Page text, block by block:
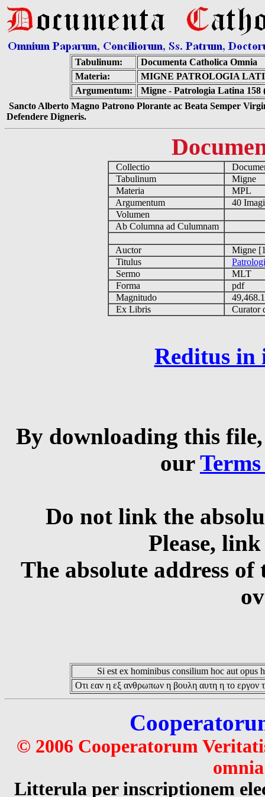
Tabulinum:
Documenta Catholica Omnia
Materia:
MIGNE PATROLOGIA
Argumentum:
Migne - Patrologia Latina 158
Sancto Alberto Magno Patrono Plorante ac Beata Semper
Defendere Digneris.
Collectio
Tabulinum
Migne
Materia
MPL
Argumentum
40
Volumen
Ab Columna ad Culumnam
Auctor
Migne
Titulus
Sermo
MLT
Forma
pdf
Magnitudo
Ex Libris
Curator
Reditus in
By downloading this
our
Do not link the
Please,
The absolute address
Si est ex hominibus consilium hoc aut opus
Οτι εαν η εξ ανθρωπων η βουλη αυτη η το εργον
© 2006 Cooperatorum
Litterula per inscriptionem